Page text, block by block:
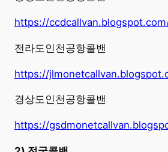
https://
전라도인천공항콜밴
https://
경상도인천공항콜밴
https://